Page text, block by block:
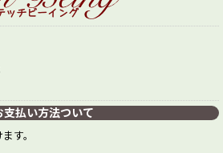
支払い方法ついて
す。